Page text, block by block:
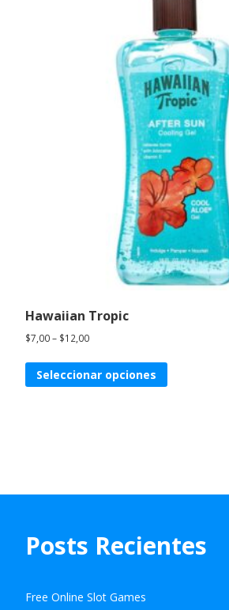
Hawaiian Tropic
$7,00– $12,00
Seleccionar opciones
Posts Recientes
Free Online Slot Games